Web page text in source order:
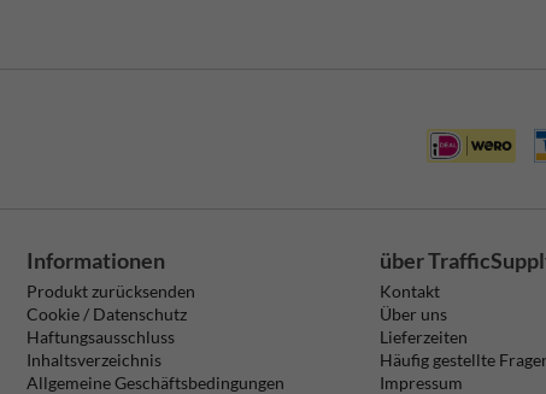
Informationen
Produkt zurücksenden
Cookie / Datenschutz
Haftungsausschluss
Inhaltsverzeichnis
Allgemeine Geschäftsbedingungen
über
Kontakt
Über uns
Lieferzeiten
Häufig gestellte
Impressum